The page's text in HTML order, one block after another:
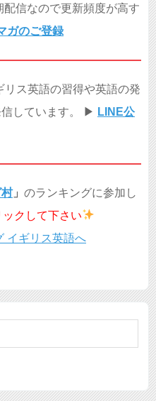
信なので更新頻度が高す
ガのご登録
リス英語の習得や英語の発
信しています。 ▶︎ LINE公
」 のランキングに参加し
ックして下さい